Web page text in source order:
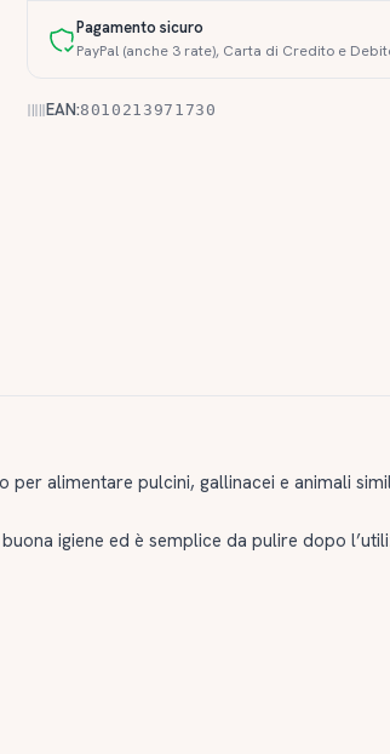
Pagamento sicuro
PayPal (anche 3 rate), Carta di Credito e
EAN:8010213971730
per alimentare pulcini, gallinacei e animali
igiene ed è semplice da pulire dopo